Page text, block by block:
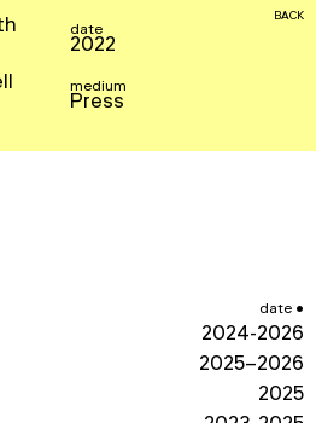
date
2022
medium
Press
BACK
date
2024-2026
2025–2026
2025